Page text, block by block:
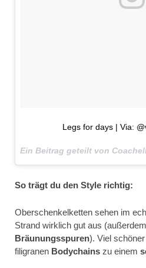
Legs for days | Via:
So trägt du den Style richtig:
Oberschenkelketten sehen im
Strand wirklich gut aus
Bräunungsspuren). Viel
filigranen Bodychains zu einem